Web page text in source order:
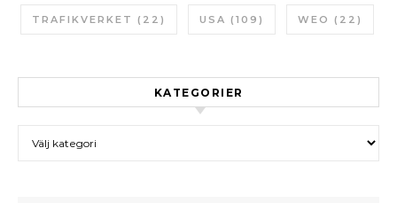
TRAFIKVERKET (22) USA (109) WEO (22)
KATEGORIER